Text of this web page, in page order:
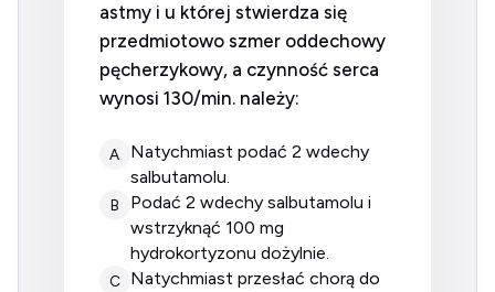
astmy i u której stwierdza się
przedmiotowo szmer oddechowy
pęcherzykowy, a czynność serca
wynosi 130/min. należy:
A
natychmiast podać 2 wdechy
salbutamolu.
B
podać 2 wdechy salbutamolu i
wstrzyknąć 100 mg
hydrokortyzonu dożylnie.
C
natychmiast przesłać chorą do